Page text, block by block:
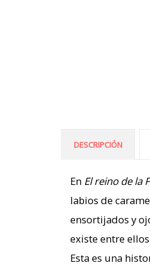
DESCRIPCIÓN
En El reino de la
labios de
ensortijados y
existe entre
Esta es una